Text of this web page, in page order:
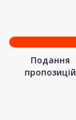
Подання
пропозицій